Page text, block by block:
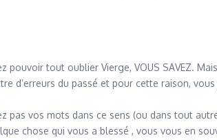
tout oublier Vierge, VOUS SAVEZ.
d’erreurs du passé et pour cette raison,
pas vos mots dans ce sens (ou dans tout
chose qui vous a blessé , vous vous en